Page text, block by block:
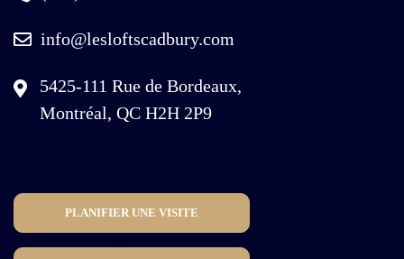
info@lesloftscadbury.com
5425-111 Rue de Bordeaux,
Montréal, QC H2H 2P9
PLANIFIER UNE VISITE